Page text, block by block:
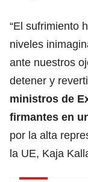
“El sufrimiento
niveles
ante nuestros
detener y
ministros de
firmantes en
por la alta
la UE, Kaja